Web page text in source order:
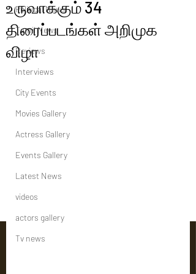
Political News
Tamil News
Reviews
Interviews
City Events
Movies Gallery
Actress Gallery
Events Gallery
Latest News
videos
actors gallery
Tv news
உருவாக்கும் 34
திரைப்படங்கள் அறிமுக
விழா